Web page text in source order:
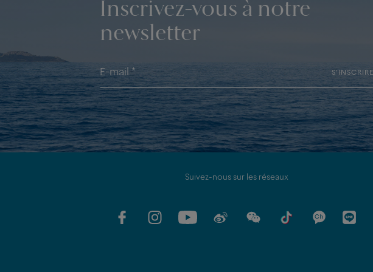
Inscrivez-vous à notre
newsletter
S'INSCRIRE
Suivez-nous sur les réseaux